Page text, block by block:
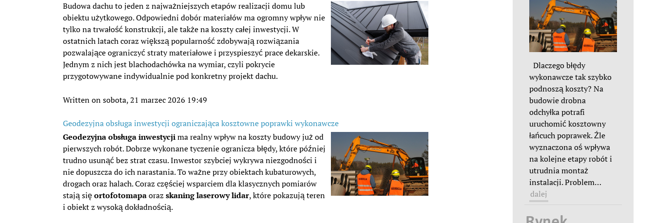
Budowa dachu to jeden z najważniejszych etapów realizacji domu lub
obiektu użytkowego. Odpowiedni dobór materiałów ma ogromny wpływ nie
tylko na trwałość konstrukcji, ale także na koszty całej inwestycji. W
ostatnich latach coraz większą popularność zdobywają rozwiązania
pozwalające ograniczyć straty materiałowe i przyspieszyć prace dekarskie.
Jednym z nich jest blachodachówka na wymiar, czyli pokrycie
przygotowywane indywidualnie pod konkretny projekt dachu.
Written on sobota, 21 marzec 2026 19:49
Geodezyjna obsługa inwestycji ograniczająca kosztowne poprawki wykonawcze
Geodezyjna obsługa inwestycjima realny wpływ na koszty budowy już od
pierwszych robót. Dobrze wykonane tyczenie ogranicza błędy, które później
trudno usunąć bez strat czasu. Inwestor szybciej wykrywa niezgodności i
nie dopuszcza do ich narastania. To ważne przy obiektach kubaturowych,
drogach oraz halach. Coraz częściej wsparciem dla klasycznych pomiarów
stają sięortofotomapaoraz skaning laserowy lidar, które pokazują teren
i obiekt z wysoką dokładnością.
Dlaczego błędy
wykonawcze tak szybko
podnoszą koszty? Na
budowie drobna
odchyłka potrafi
uruchomić kosztowny
łańcuch poprawek. Źle
wyznaczona oś wpływa
na kolejne etapy robót i
utrudnia montaż
instalacji. Problem…
dalej